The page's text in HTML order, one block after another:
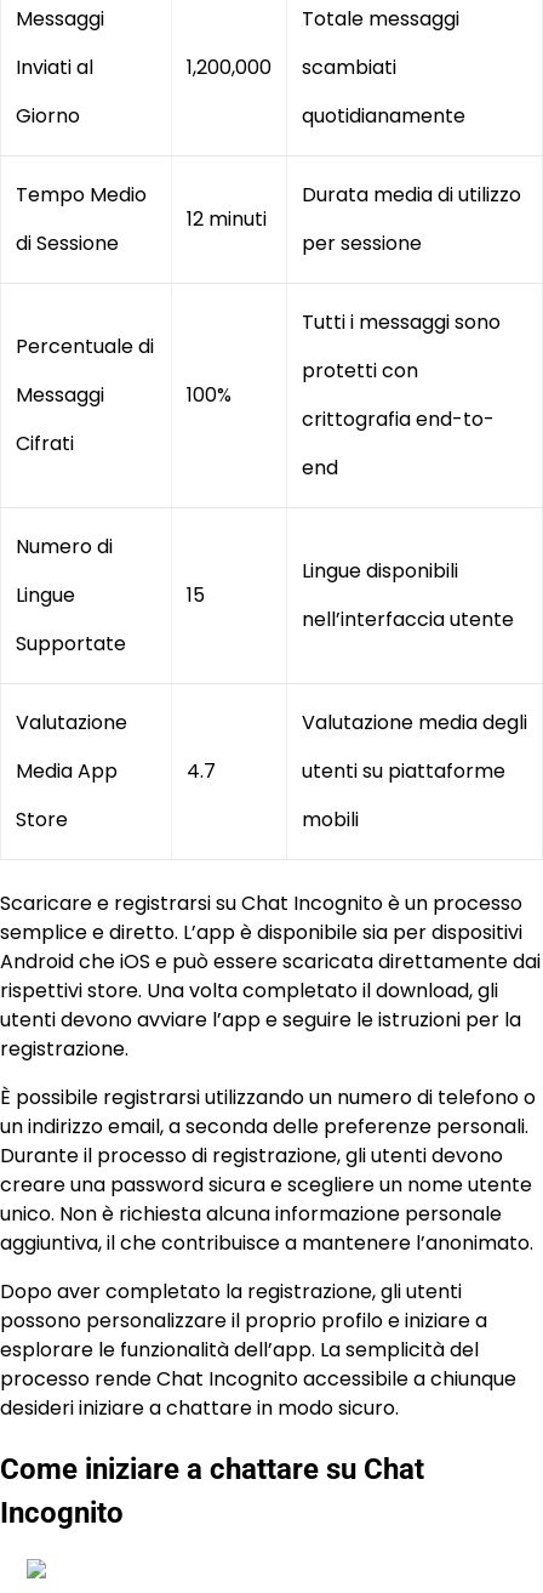
Messaggi
Inviati al
Giorno
1,200,000
Totale messaggi
scambiati
quotidianamente
Tempo Medio
di Sessione
12 minuti
Durata media di utilizzo
per sessione
Percentuale di
Messaggi
Cifrati
100%
Tutti i messaggi sono
protetti con
crittografia end-to-
end
Numero di
Lingue
Supportate
15
Lingue disponibili
nell’interfaccia utente
Valutazione
Media App
Store
4.7
Valutazione media degli
utenti su piattaforme
mobili
Scaricare e registrarsi su Chat Incognito è un processo
semplice e diretto. L’app è disponibile sia per dispositivi
Android che iOS e può essere scaricata direttamente dai
rispettivi store. Una volta completato il download, gli
utenti devono avviare l’app e seguire le istruzioni per la
registrazione.
È possibile registrarsi utilizzando un numero di telefono o
un indirizzo email, a seconda delle preferenze personali.
Durante il processo di registrazione, gli utenti devono
creare una password sicura e scegliere un nome utente
unico. Non è richiesta alcuna informazione personale
aggiuntiva, il che contribuisce a mantenere l’anonimato.
Dopo aver completato la registrazione, gli utenti
possono personalizzare il proprio profilo e iniziare a
esplorare le funzionalità dell’app. La semplicità del
processo rende Chat Incognito accessibile a chiunque
desideri iniziare a chattare in modo sicuro.
Come iniziare a chattare su Chat
Incognito